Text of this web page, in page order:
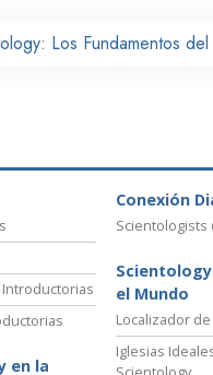
Los Fundamentos
en la
Conexión
Scientologists
el Mundo
Localizador
Iglesias